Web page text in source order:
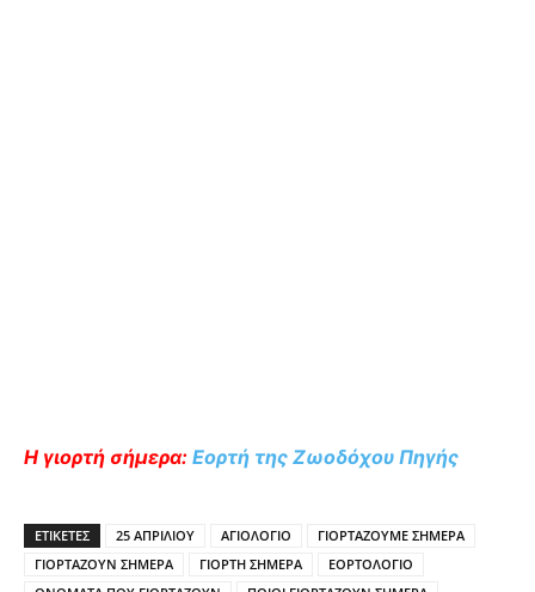
Η γιορτή σήμερα: Εορτή της Ζωοδόχου Πηγής
ΕΤΙΚΕΤΕΣ 25 ΑΠΡΙΛΙΟΥ ΑΓΙΟΛΟΓΙΟ
ΓΙΟΡΤΑΖΟΥΜΕ ΣΗΜΕΡΑ
ΓΙΟΡΤΑΖΟΥΝ ΣΗΜΕΡΑ
ΓΙΟΡΤΗ ΣΗΜΕΡΑ
ΕΟΡΤΟΛΟΓΙΟ